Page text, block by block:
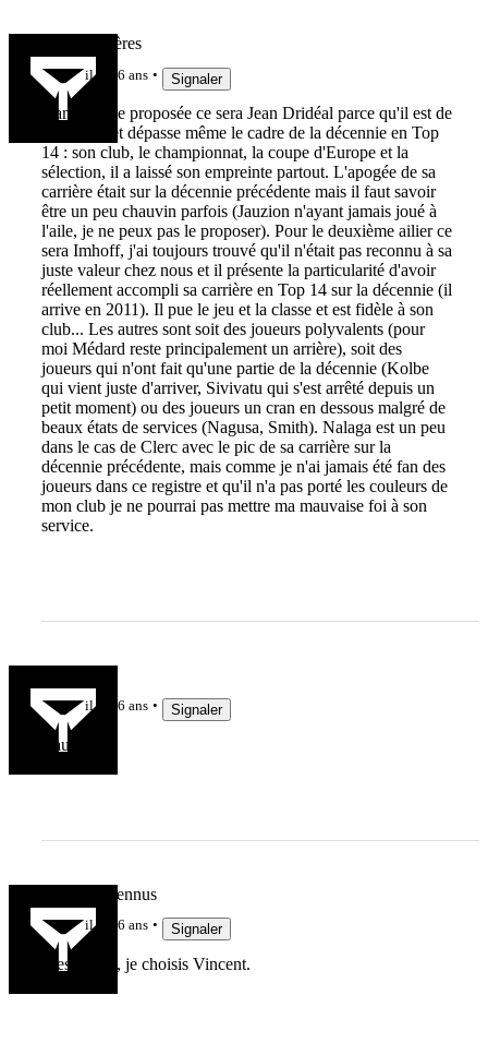
Team Viscères
il y a 6 ans Signaler
Dans la liste proposée ce sera Jean Dridéal parce qu'il est de
la maison et dépasse même le cadre de la décennie en Top
14 : son club, le championnat, la coupe d'Europe et la
sélection, il a laissé son empreinte partout. L'apogée de sa
carrière était sur la décennie précédente mais il faut savoir
être un peu chauvin parfois (Jauzion n'ayant jamais joué à
l'aile, je ne peux pas le proposer). Pour le deuxième ailier ce
sera Imhoff, j'ai toujours trouvé qu'il n'était pas reconnu à sa
juste valeur chez nous et il présente la particularité d'avoir
réellement accompli sa carrière en Top 14 sur la décennie (il
arrive en 2011). Il pue le jeu et la classe et est fidèle à son
club... Les autres sont soit des joueurs polyvalents (pour
moi Médard reste principalement un arrière), soit des
joueurs qui n'ont fait qu'une partie de la décennie (Kolbe
qui vient juste d'arriver, Sivivatu qui s'est arrêté depuis un
petit moment) ou des joueurs un cran en dessous malgré de
beaux états de services (Nagusa, Smith). Nalaga est un peu
dans le cas de Clerc avec le pic de sa carrière sur la
décennie précédente, mais comme je n'ai jamais été fan des
joueurs dans ce registre et qu'il n'a pas porté les couleurs de
mon club je ne pourrai pas mettre ma mauvaise foi à son
service.
il y a 6 ans Signaler
Caucau.
Tolosus Brennus
il y a 6 ans Signaler
C'est Clerc, je choisis Vincent.